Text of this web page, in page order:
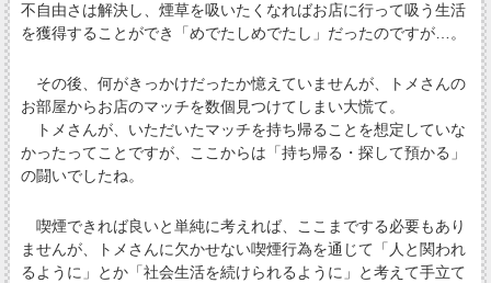
不自由さは解決し、煙草を吸いたくなればお店に行って吸う生活
を獲得することができ「めでたしめでたし」だったのですが…。
その後、何がきっかけだったか憶えていませんが、トメさんの
お部屋からお店のマッチを数個見つけてしまい大慌て。
トメさんが、いただいたマッチを持ち帰ることを想定していな
かったってことですが、ここからは「持ち帰る・探して預かる」
の闘いでしたね。
喫煙できれば良いと単純に考えれば、ここまでする必要もあり
ませんが、トメさんに欠かせない喫煙行為を通じて「人と関われ
るように」とか「社会生活を続けられるように」と考えて手立て